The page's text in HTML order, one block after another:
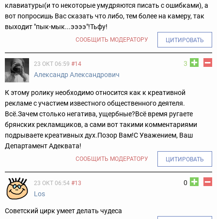
клавиатуры(и то некоторые умудряются писать с ошибками), а
вот попросишь Вас сказать что либо, тем более на камеру, так
выходит "пык-мык...ээээ"!Тьфу!
СООБЩИТЬ МОДЕРАТОРУ ЦИТИРОВАТЬ
3
23 ОКТ 06:59 #14
Александр Александрович
К этому ролику необходимо относится как к креативной
рекламе с участием известного общественного деятеля.
Всё.Зачем столько негатива, ущербные?Всё время ругаете
брянских рекламщиков, а сами вот такими комментариями
подрываете креативных дух.Позор Вам!С Уважением, Ваш
Департамент Адеквата!
СООБЩИТЬ МОДЕРАТОРУ ЦИТИРОВАТЬ
0
23 ОКТ 06:54 #13
Los
Cоветский цирк умеет делать чудеса